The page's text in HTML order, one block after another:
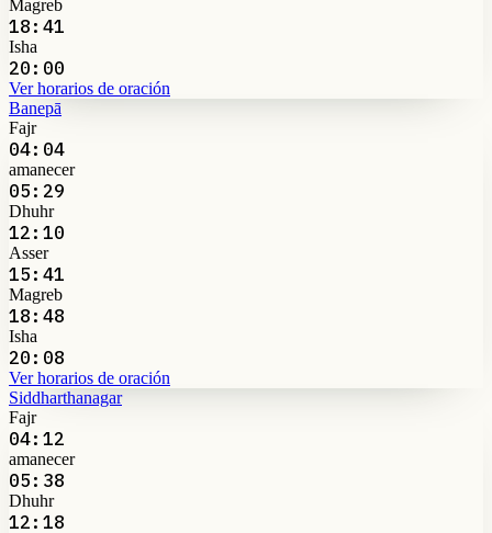
Magreb
18:41
Isha
20:00
Ver horarios de oración
Banepā
Fajr
04:04
amanecer
05:29
Dhuhr
12:10
Asser
15:41
Magreb
18:48
Isha
20:08
Ver horarios de oración
Siddharthanagar
Fajr
04:12
amanecer
05:38
Dhuhr
12:18